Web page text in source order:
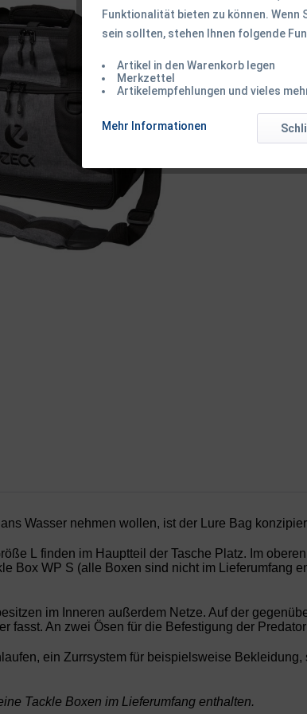
Wasser nehmen wollen, ist der Lure Bag
L finden im Hauptteil der Tasche Platz. Im
Box WP S (alle Boxen sind nicht im Lieferumfang
im Inneren außerdem Netze. Auf der
fasst. An zwei Ösen für die Befestigung der
ein Zurrsystem für beispielsweise
Tackle Boxen im Lieferumfang enthalten.
Funktionalität bieten zu können. Wenn
sein sollten, stehen Ihnen folgende
Artikel in den Warenkorb legen
Merkzettel
Artikelempfehlungen und vieles
Mehr Informationen